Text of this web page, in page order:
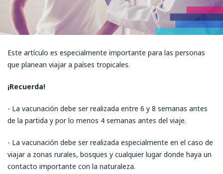
Este artículo es especialmente importante para las personas
que planean viajar a países tropicales.
¡Recuerda!
- La vacunación debe ser realizada entre 6 y 8 semanas antes
de la partida y por lo menos 4 semanas antes del viaje.
- La vacunación debe ser realizada especialmente en el caso de
viajar a zonas rurales, bosques y cualquier lugar donde haya un
contacto importante con la naturaleza.